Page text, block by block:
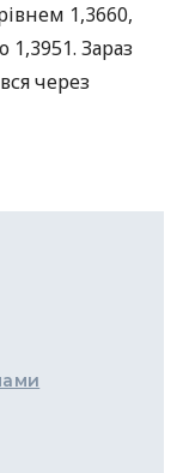
1,3660,
Зараз
через